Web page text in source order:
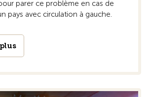
parer ce problème en cas de
pays avec circulation à gauche.